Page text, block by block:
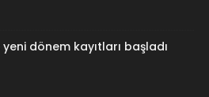
yeni dönem kayıtları başladı